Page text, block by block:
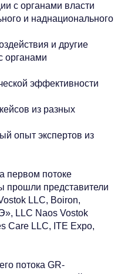
с органами власти
и наднационального
и другие
органами
эффективности
из разных
опыт экспертов из
первом потоке
прошли представители
LLC, Boiron,
LLC Naos Vostok
Care LLC, ITE Expo,
потока GR-